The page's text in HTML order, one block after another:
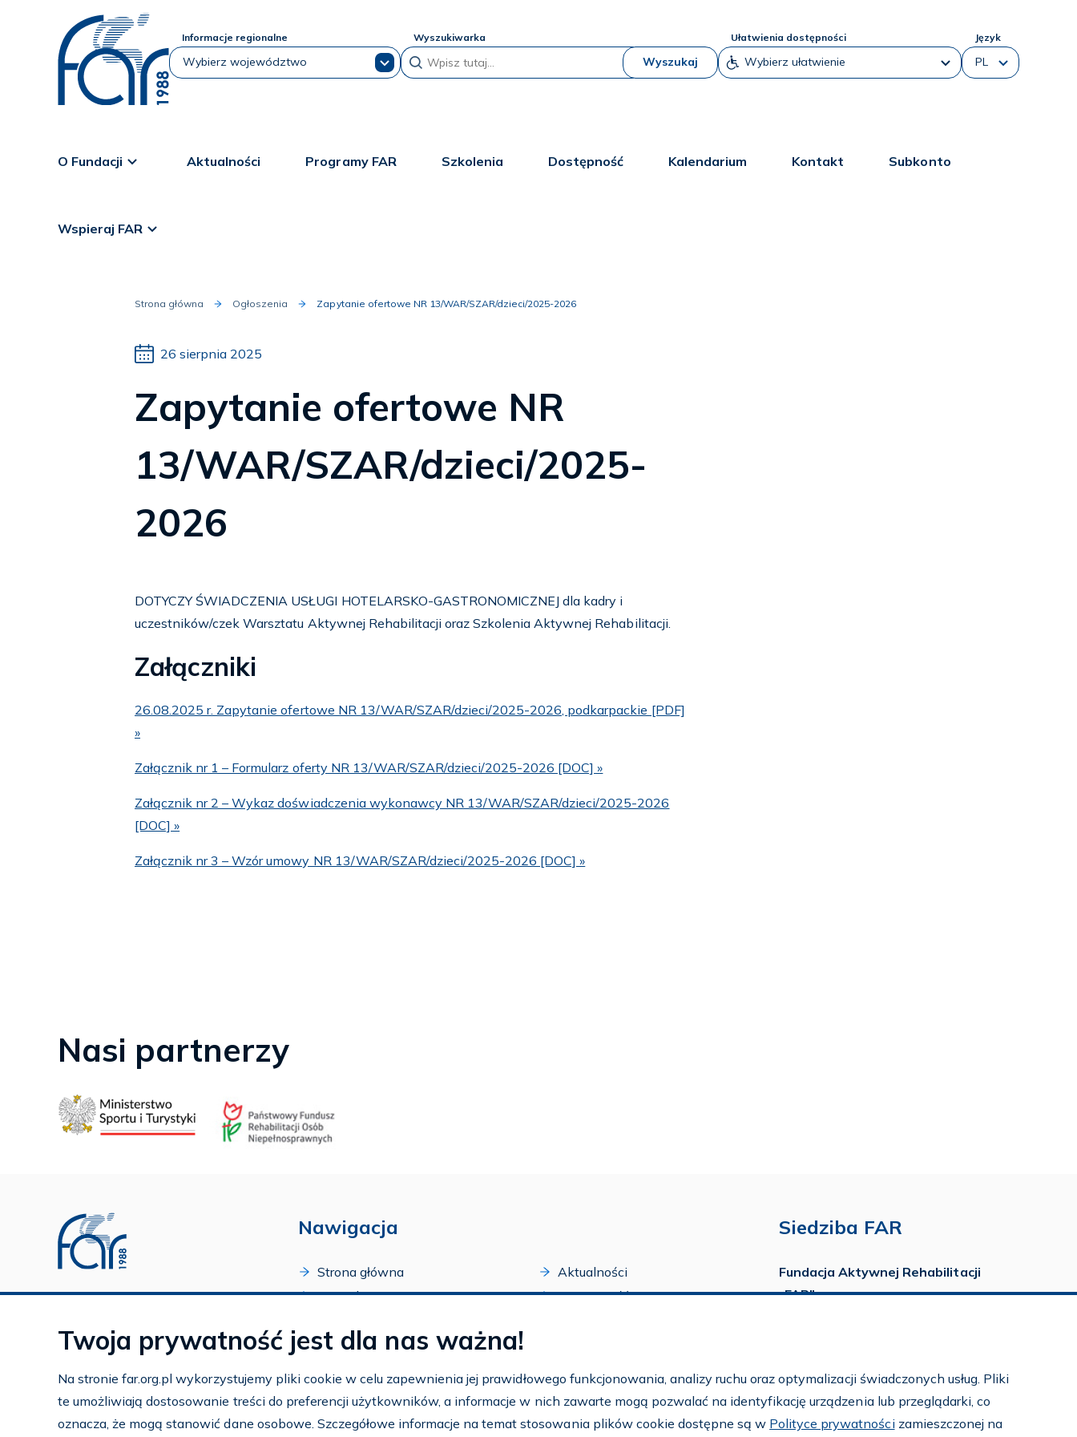
Informacje regionalne Wyszukiwarka
Wyszukaj
Ułatwienia dostępności Język
O Fundacji Aktualności Programy FAR Szkolenia Dostępność Kalendarium Kontakt Subkonto
Wspieraj FAR
Strona główna Ogłoszenia Zapytanie ofertowe NR 13/WAR/SZAR/dzieci/2025-2026
26 sierpnia 2025
Zapytanie ofertowe NR
13/WAR/SZAR/dzieci/2025-
2026
DOTYCZY ŚWIADCZENIA USŁUGI HOTELARSKO-GASTRONOMICZNEJ dla kadry i
uczestników/czek Warsztatu Aktywnej Rehabilitacji oraz Szkolenia Aktywnej Rehabilitacji.
Załączniki
26.08.2025 r. Zapytanie ofertowe NR 13/WAR/SZAR/dzieci/2025-2026, podkarpackie [PDF]
»
Załącznik nr 1 – Formularz oferty NR 13/WAR/SZAR/dzieci/2025-2026 [DOC] »
Załącznik nr 2 – Wykaz doświadczenia wykonawcy NR 13/WAR/SZAR/dzieci/2025-2026
[DOC] »
Załącznik nr 3 – Wzór umowy NR 13/WAR/SZAR/dzieci/2025-2026 [DOC] »
Nasi partnerzy
Profil FAR w serwisie Youtube
Profil FAR w serwisie Instagram
Nawigacja
Strona główna
O Fundacji
Zakończone programy
Kontakt
Subkonto
Aktualności
Dostępność
Siedziba FAR
Fundacja Aktywnej Rehabilitacji
„FAR”
tel./fax:22 651 88 02
tel.:22 651 88 03
tel.:22 858 26 39
Twoja prywatność jest dla nas ważna!
Na stronie far.org.pl wykorzystujemy pliki cookie w celu zapewnienia jej prawidłowego funkcjonowania, analizy ruchu oraz optymalizacji świadczonych usług. Pliki
te umożliwiają dostosowanie treści do preferencji użytkowników, a informacje w nich zawarte mogą pozwalać na identyfikację urządzenia lub przeglądarki, co
oznacza, że mogą stanowić dane osobowe. Szczegółowe informacje na temat stosowania plików cookie dostępne są w Polityce prywatności zamieszczonej na